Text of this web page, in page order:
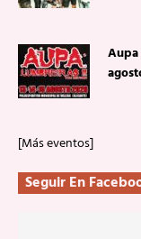
Aupa
[Más eventos]
Seguir En